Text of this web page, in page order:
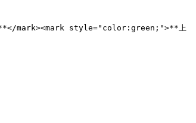
mark><mark style="color:green;">**上